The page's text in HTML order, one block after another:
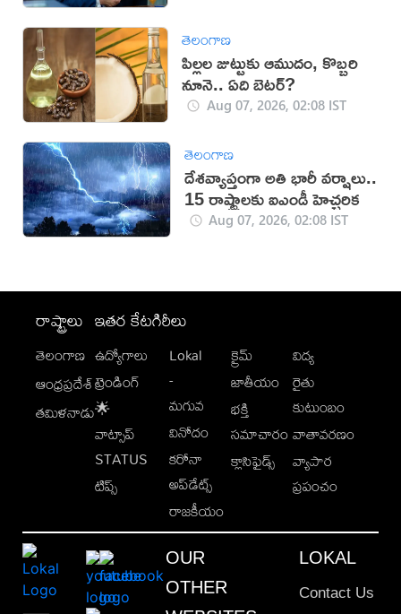
తెలంగాణ
పిల్లల జుట్టుకు ఆముదం, కొబ్బరి
నూనె.. ఏది బెటర్?
Aug 07, 2026, 02:08 IST
తెలంగాణ
దేశవ్యాప్తంగా అతి భారీ వర్షాలు..
15 రాష్ట్రాలకు ఐఎండీ హెచ్చరిక
Aug 07, 2026, 02:08 IST
రాష్ట్రాలు
తెలంగాణ
ఆంధ్రప్రదేశ్
తమిళనాడు
ఇతర కేటగిరీలు
ఉద్యోగాలు
ట్రెండింగ్
🌟
వాట్సాప్
STATUS
టిప్స్
Lokal
-
మగువ
వినోదం
కరోనా
అప్‌డేట్స్
రాజకీయం
క్రైమ్
జాతీయం
భక్తి
సమాచారం
క్లాసిఫైడ్స్
విద్య
రైతు
కుటుంబం
వాతావరణం
వ్యాపార
ప్రపంచం
OUR
OTHER
LOKAL
Contact Us